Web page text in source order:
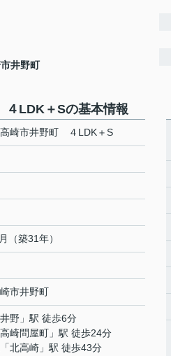
井野町
４LDK＋Sの基本情報
高崎市井野町 ４LDK＋S
（築31年）
市井野町
井野 」駅 徒歩6分
高崎問屋町 」駅 徒歩24分
「北高崎 」駅 徒歩43分